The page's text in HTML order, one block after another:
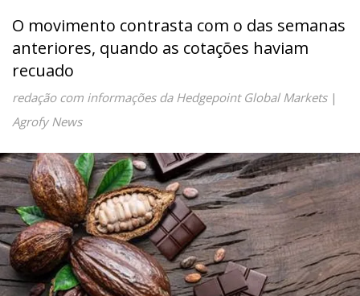
O movimento contrasta com o das semanas
anteriores, quando as cotações haviam
recuado
redação com informações da Hedgepoint Global Markets|
Agrofy News